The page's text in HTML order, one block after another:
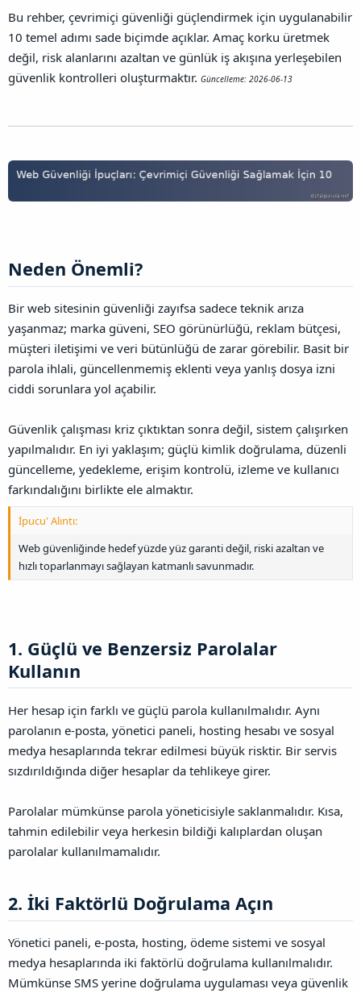
n
ı
o
p
Bu rehber, çevrimiçi güvenliği güçlendirmek için uygulanabilir
10 temel adımı sade biçimde açıklar. Amaç korku üretmek
değil, risk alanlarını azaltan ve günlük iş akışına yerleşebilen
güvenlik kontrolleri oluşturmaktır. Güncelleme: 2026-06-13
Neden Önemli?​
Bir web sitesinin güvenliği zayıfsa sadece teknik arıza
yaşanmaz; marka güveni, SEO görünürlüğü, reklam bütçesi,
müşteri iletişimi ve veri bütünlüğü de zarar görebilir. Basit bir
parola ihlali, güncellenmemiş eklenti veya yanlış dosya izni
ciddi sorunlara yol açabilir.
Güvenlik çalışması kriz çıktıktan sonra değil, sistem çalışırken
yapılmalıdır. En iyi yaklaşım; güçlü kimlik doğrulama, düzenli
güncelleme, yedekleme, erişim kontrolü, izleme ve kullanıcı
farkındalığını birlikte ele almaktır.
İpucu' Alıntı:
Web güvenliğinde hedef yüzde yüz garanti değil, riski azaltan ve
hızlı toparlanmayı sağlayan katmanlı savunmadır.
1. Güçlü ve Benzersiz Parolalar
Kullanın​
Her hesap için farklı ve güçlü parola kullanılmalıdır. Aynı
parolanın e-posta, yönetici paneli, hosting hesabı ve sosyal
medya hesaplarında tekrar edilmesi büyük risktir. Bir servis
sızdırıldığında diğer hesaplar da tehlikeye girer.
Parolalar mümkünse parola yöneticisiyle saklanmalıdır. Kısa,
tahmin edilebilir veya herkesin bildiği kalıplardan oluşan
parolalar kullanılmamalıdır.
2. İki Faktörlü Doğrulama Açın​
Yönetici paneli, e-posta, hosting, ödeme sistemi ve sosyal
medya hesaplarında iki faktörlü doğrulama kullanılmalıdır.
Mümkünse SMS yerine doğrulama uygulaması veya güvenlik